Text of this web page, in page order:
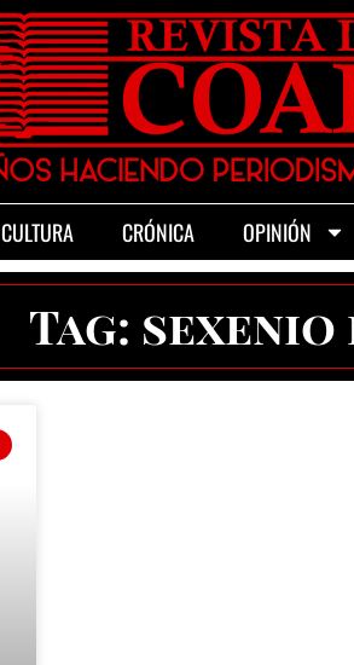
CULTURA CRÓNICA OPINIÓN
Tag: